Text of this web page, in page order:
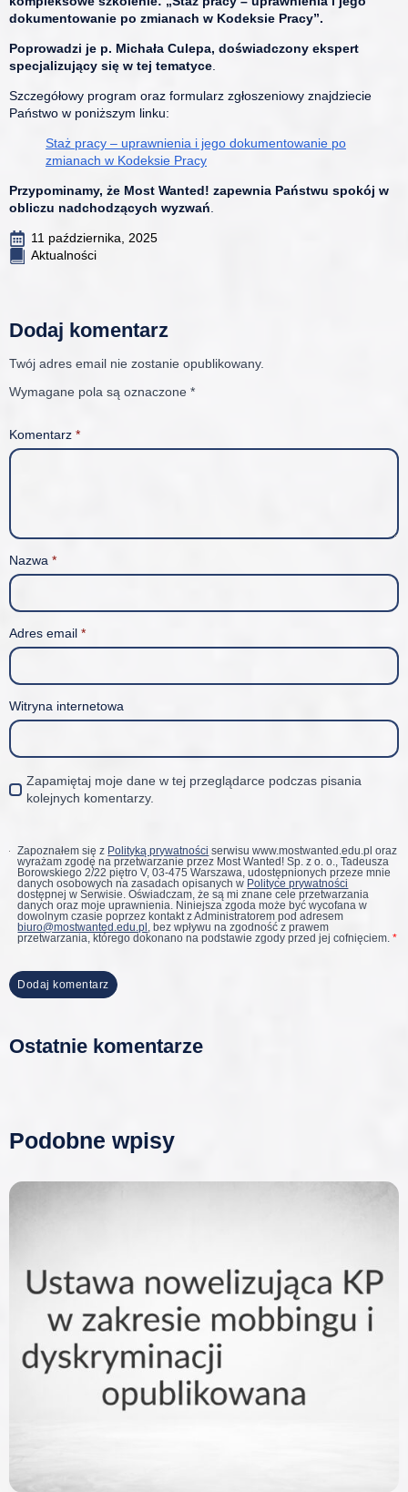
dokumentowanie po zmianach w Kodeksie Pracy”.
Poprowadzi je p. Michała Culepa, doświadczony ekspert
specjalizujący się w tej tematyce
Szczegółowy program oraz formularz zgłoszeniowy znajdziecie
Państwo w poniższym linku:
Staż pracy – uprawnienia i jego dokumentowanie po
zmianach w Kodeksie Pracy
Przypominamy, że Most Wanted! zapewnia Państwu spokój w
obliczu nadchodzących wyzwań
11 października, 2025
Aktualności
Dodaj komentarz
Twój adres email nie zostanie opublikowany.
Wymagane pola są oznaczone *
Komentarz *
Nazwa *
Adres email *
Witryna internetowa
Zapamiętaj moje dane w tej przeglądarce podczas pisania
kolejnych komentarzy.
Zapoznałem się z Polityką prywatności serwisu www.mostwanted.edu.pl oraz
wyrażam zgodę na przetwarzanie przez Most Wanted! Sp. z o. o., Tadeusza
Borowskiego 2/22 piętro V, 03-475 Warszawa, udostępnionych przeze mnie
danych osobowych na zasadach opisanych w Polityce prywatności
dostępnej w Serwisie. Oświadczam, że są mi znane cele przetwarzania
danych oraz moje uprawnienia. Niniejsza zgoda może być wycofana w
dowolnym czasie poprzez kontakt z Administratorem pod adresem
biuro@mostwanted.edu.pl , bez wpływu na zgodność z prawem
przetwarzania, którego dokonano na podstawie zgody przed jej cofnięciem.*
Ostatnie komentarze
Podobne wpisy